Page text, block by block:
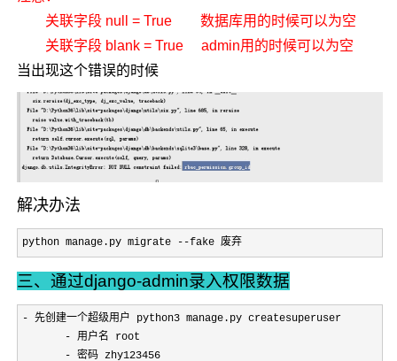
关联字段 null = True
数据库用的时候可以为空
关联字段 blank = True
admin用的时候可以为空
当出现这个错误的时候
解决办法
python manage.py migrate --fake 废弃
三、通过django-admin录入权限数据
- 先创建一个超级用户 python3 manage.py createsuperuser
- 用户名 root
- 密码 zhy123456